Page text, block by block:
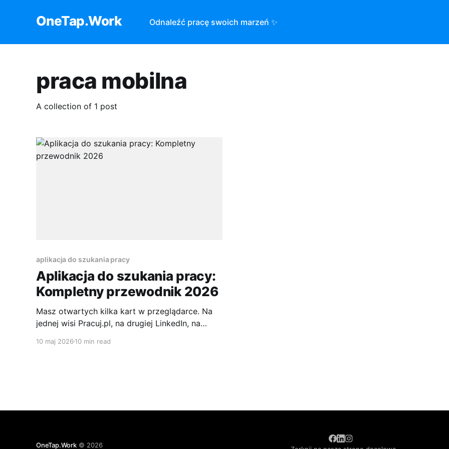
OneTap.Work Odnaleźć pracę swoich marzeń ✨
praca mobilna
A collection of 1 post
aplikacja do szukania pracy
Aplikacja do szukania pracy:
Kompletny przewodnik 2026
Masz otwartych kilka kart w przeglądarce. Na
jednej wisi Pracuj.pl, na drugiej LinkedIn, na
powiadomienia z innych aplikacji. Widzisz te
10 maj 2026 10 min read
OneTap.Work© 2026